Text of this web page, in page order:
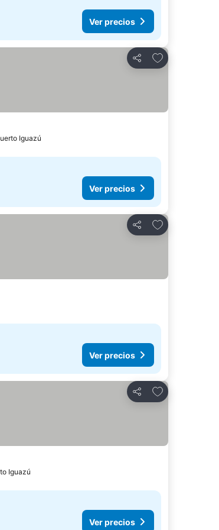
Ver precios
Compartir
Añadir a
Iguazú
Ver precios
Compartir
Añadir a
Ver precios
Compartir
Añadir a
Iguazú
Ver precios